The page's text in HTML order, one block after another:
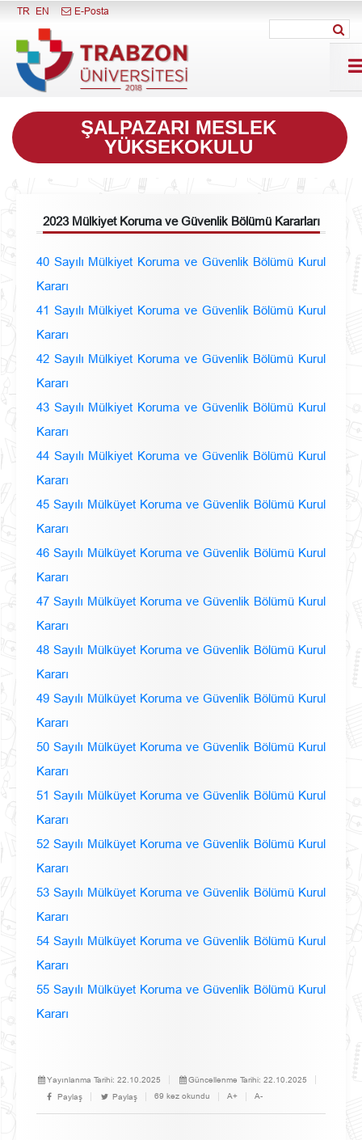
Menüyü Kapat
TR EN E-Posta
ŞALPAZARI MESLEK
YÜKSEKOKULU
2023 Mülkiyet Koruma ve Güvenlik Bölümü Kararları
40 Sayılı Mülkiyet Koruma ve Güvenlik Bölümü Kurul
Kararı
41 Sayılı Mülkiyet Koruma ve Güvenlik Bölümü Kurul
Kararı
42 Sayılı Mülkiyet Koruma ve Güvenlik Bölümü Kurul
Kararı
43 Sayılı Mülkiyet Koruma ve Güvenlik Bölümü Kurul
Kararı
44 Sayılı Mülkiyet Koruma ve Güvenlik Bölümü Kurul
Kararı
45 Sayılı Mülküyet Koruma ve Güvenlik Bölümü Kurul
Kararı
46 Sayılı Mülküyet Koruma ve Güvenlik Bölümü Kurul
Kararı
47 Sayılı Mülküyet Koruma ve Güvenlik Bölümü Kurul
Kararı
48 Sayılı Mülküyet Koruma ve Güvenlik Bölümü Kurul
Kararı
49 Sayılı Mülküyet Koruma ve Güvenlik Bölümü Kurul
Kararı
50 Sayılı Mülküyet Koruma ve Güvenlik Bölümü Kurul
Kararı
51 Sayılı Mülküyet Koruma ve Güvenlik Bölümü Kurul
Kararı
52 Sayılı Mülküyet Koruma ve Güvenlik Bölümü Kurul
Kararı
53 Sayılı Mülküyet Koruma ve Güvenlik Bölümü Kurul
Kararı
54 Sayılı Mülküyet Koruma ve Güvenlik Bölümü Kurul
Kararı
55 Sayılı Mülküyet Koruma ve Güvenlik Bölümü Kurul
Kararı
Yayınlanma Tarihi: 22.10.2025 Güncellenme Tarihi: 22.10.2025
Paylaş
Paylaş 69 kez okundu A+ A-